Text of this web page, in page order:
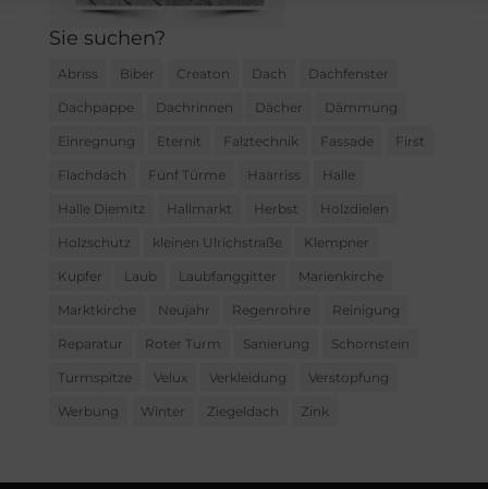
Sie suchen?
Abriss Biber Creaton Dach Dachfenster
Dachpappe Dachrinnen Dächer Dämmung
Einregnung Eternit Falztechnik Fassade First
Flachdach Fünf Türme Haarriss Halle
Halle Diemitz Hallmarkt Herbst Holzdielen
Holzschutz kleinen Ulrichstraße Klempner
Kupfer Laub Laubfanggitter Marienkirche
Marktkirche Neujahr Regenrohre Reinigung
Reparatur Roter Turm Sanierung Schornstein
Turmspitze Velux Verkleidung Verstopfung
Werbung Winter Ziegeldach Zink